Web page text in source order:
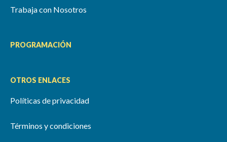
Trabaja con Nosotros
PROGRAMACIÓN
OTROS ENLACES
Políticas de privacidad
Términos y condiciones